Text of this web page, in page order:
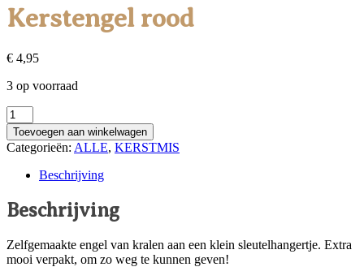
OVERIGE
Kerstengel rood
€ 4,95
3 op voorraad
Kerstengel
rood
aantal
Toevoegen aan winkelwagen
Categorieën: ALLE, KERSTMIS
Beschrijving
Beschrijving
Zelfgemaakte engel van kralen aan een klein sleutelhangertje. Extra
mooi verpakt, om zo weg te kunnen geven!